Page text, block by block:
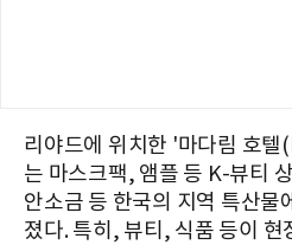
리야드에 위치한 '마다림 호
는 마스크팩, 앰플 등 K-뷰티
안소금 등 한국의 지역 특산물
졌다. 특히, 뷰티, 식품 등이